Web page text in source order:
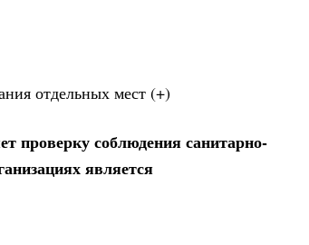
отдельных мест (+)
проверку соблюдения санитарно-
является